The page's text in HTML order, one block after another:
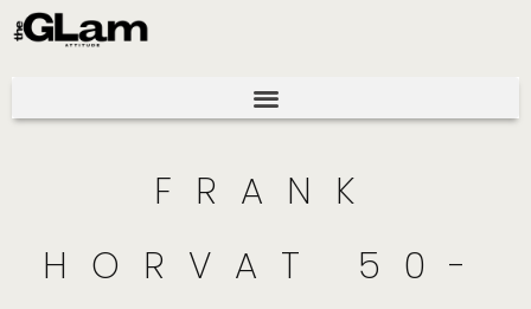
FRANK
HORVAT 50-